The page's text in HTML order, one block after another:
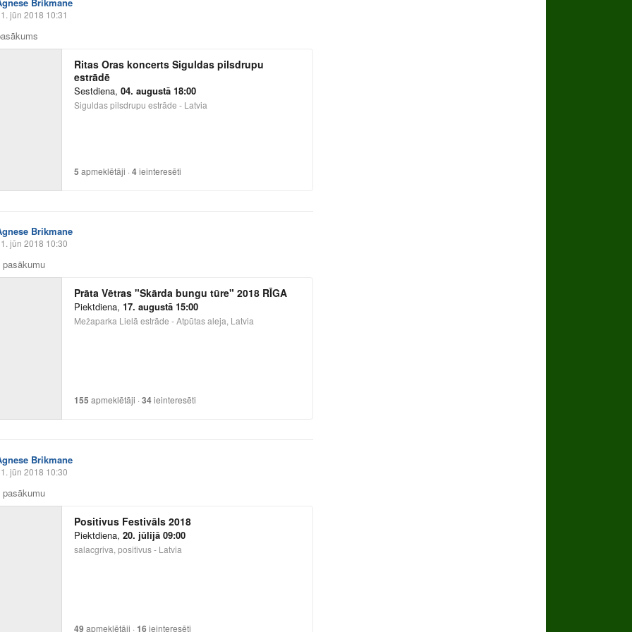
jūn 2018 10:31
Ritas Oras koncerts Siguldas pilsdrupu
estrādē
Sestdiena, 04. augustā 18:00
Siguldas pilsdrupu estrāde - Latvia
5 apmeklētāji · 4ieinteresēti
Brikmane
jūn 2018 10:30
Prāta Vētras "Skārda bungu tūre" 2018 RĪGA
Piektdiena, 17. augustā 15:00
Mežaparka Lielā estrāde - Atpūtas aleja, Latvia
155 apmeklētāji · 34ieinteresēti
Brikmane
jūn 2018 10:30
Positivus Festivāls 2018
Piektdiena, 20. jūlijā 09:00
salacgriva, positivus - Latvia
49 apmeklētāji · 16 ieinteresēti